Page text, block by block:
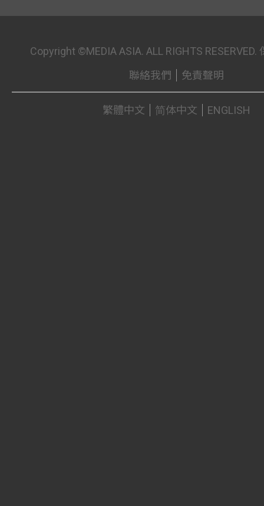
Copyright ©MEDIA ASIA. ALL RIGHTS
聯絡我們
免責聲明
繁體中文 简体中文 ENGLISH